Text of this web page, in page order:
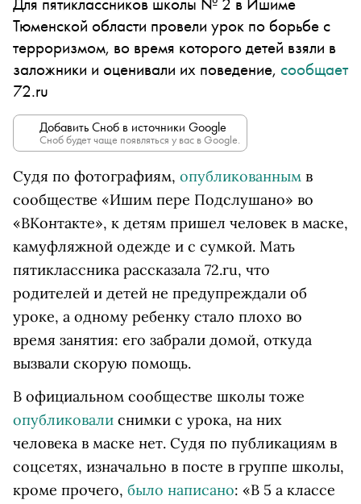
Тюменской области провели урок по борьбе с
терроризмом, во время которого детей взяли в
заложники и оценивали их поведение, сообщает
72.ru
Добавить Сноб в источники Google
Сноб будет чаще появляться у вас в Google.
Судя по фотографиям, опубликованным в
сообществе «Ишим пере Подслушано» во
«ВКонтакте», к детям пришел человек в маске,
камуфляжной одежде и с сумкой. Мать
пятиклассника рассказала 72.ru, что
родителей и детей не предупреждали об
уроке, а одному ребенку стало плохо во
время занятия: его забрали домой, откуда
вызвали скорую помощь.
В официальном сообществе школы тоже
опубликовали снимки с урока, на них
человека в маске нет. Судя по публикациям в
соцсетях, изначально в посте в группе школы,
кроме прочего, было написано: «В 5 а классе